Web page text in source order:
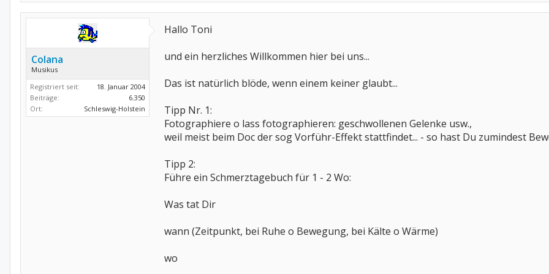
Colana
Musikus
Registriert seit:
18. Januar 2004
Beiträge:
6.350
Ort:
Schleswig-Holstein
Hallo Toni
und ein herzliches Willkommen hier bei uns...
Das ist natürlich blöde, wenn einem keiner glaubt...
Tipp Nr. 1:
Fotographiere o lass fotographieren: geschwollenen Gelenke usw.,
weil meist beim Doc der sog Vorführ-Effekt stattfindet... - so hast Du zumindest
Tipp 2:
Führe ein Schmerztagebuch für 1 - 2 Wo:
Was tat Dir
wann (Zeitpunkt, bei Ruhe o Bewegung, bei Kälte o Wärme)
wo